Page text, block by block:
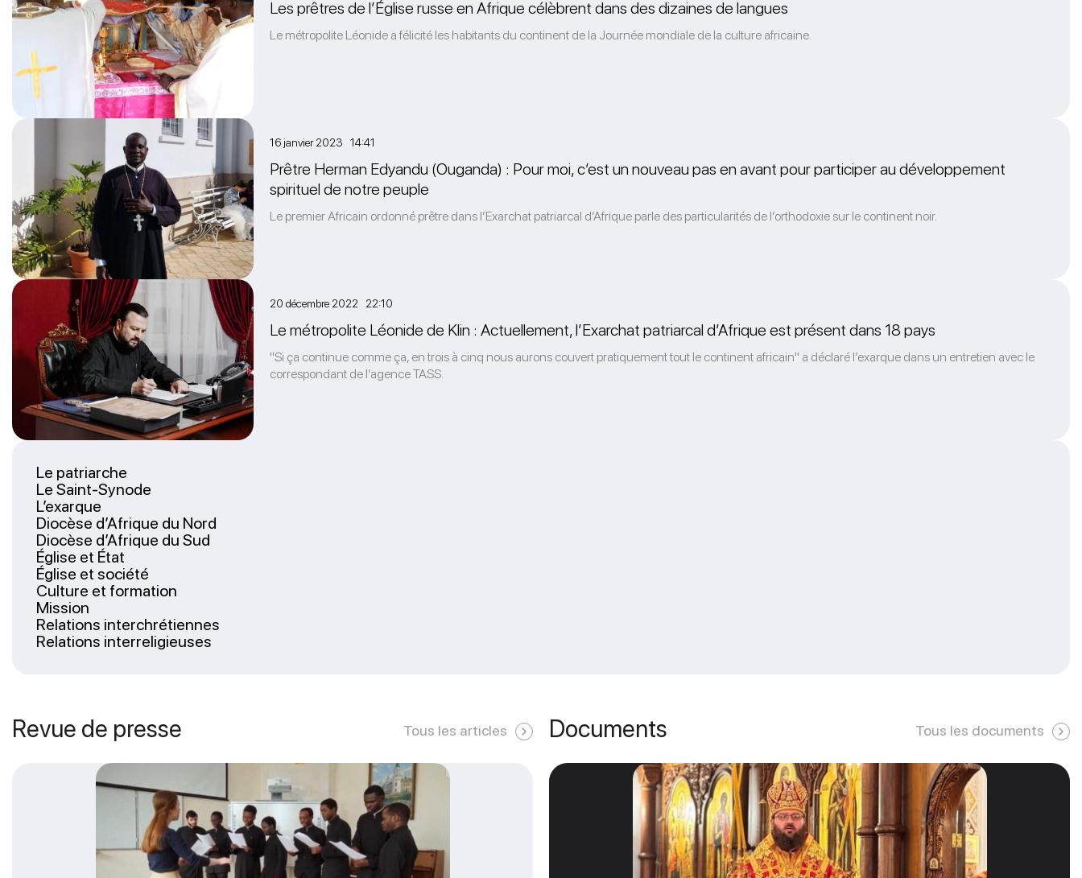
Le patriarche
Le Saint-Synode
L’exarque
Diocèse d’Afrique du Nord
Diocèse d’Afrique du Sud
Église et État
Église et société
Culture et formation
Mission
Relations interchrétiennes
Relations interreligieuses
Les prêtres de l’Église russe en Afrique célèbrent dans des dizaines de langues
Le métropolite Léonide a félicité les habitants du continent de la Journée mondiale de la culture africaine.
16 janvier 2023 14:41
Prêtre Herman Edyandu (Ouganda) : Pour moi, c’est un nouveau pas en avant pour participer au développement
spirituel de notre peuple
Le premier Africain ordonné prêtre dans l’Exarchat patriarcal d’Afrique parle des particularités de l’orthodoxie sur le continent noir.
20 décembre 2022 22:10
Le métropolite Léonide de Klin : Actuellement, l’Exarchat patriarcal d’Afrique est présent dans 18 pays
"Si ça continue comme ça, en trois à cinq nous aurons couvert pratiquement tout le continent africain" a déclaré l’exarque dans un entretien avec le
correspondant de l’agence TASS.
Revue de presse Tous les articles Documents Tous les documents